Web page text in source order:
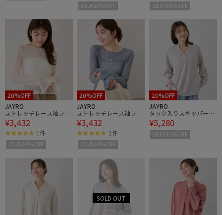
2BUY10%OFF 2BUY10%OFF
20%OFF
JAYRO
ストレッチレース袖フリ
ルプルオーバー
¥3,432
1件
2BUY10%OFF
20%OFF
JAYRO
ストレッチレース袖フリ
ルプルオーバー
¥3,432
1件
2BUY10%OFF
20%OFF
JAYRO
タック入りスキッパーブ
ラウス
¥5,280
2BUY10%OFF